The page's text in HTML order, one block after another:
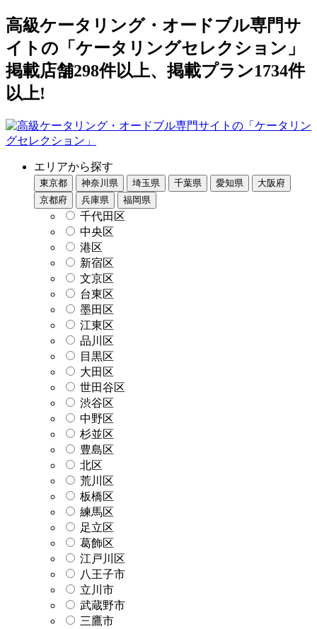
高級ケータリング・オードブル専門サ
イトの「ケータリングセレクション」
掲載店舗298件以上、掲載プラン1734件
以上!
エリアから探す
東京都 神奈川県 埼玉県 千葉県 愛知県
大阪府
京都府
兵庫県 福岡県
千代田区
中央区
港区
新宿区
文京区
台東区
墨田区
江東区
品川区
目黒区
大田区
世田谷区
渋谷区
中野区
杉並区
豊島区
北区
荒川区
板橋区
練馬区
足立区
葛飾区
江戸川区
八王子市
立川市
武蔵野市
三鷹市